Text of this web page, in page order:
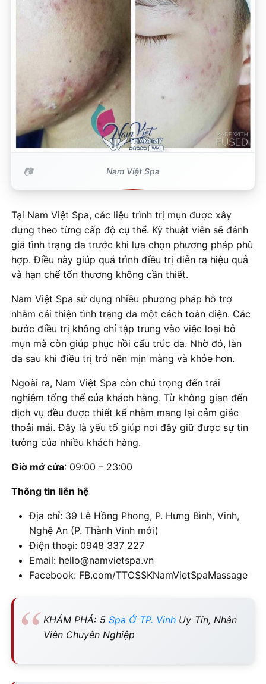
Nam Việt Spa
Tại Nam Việt Spa, các liệu trình trị mụn được xây
dựng theo từng cấp độ cụ thể. Kỹ thuật viên sẽ đánh
giá tình trạng da trước khi lựa chọn phương pháp phù
hợp. Điều này giúp quá trình điều trị diễn ra hiệu quả
và hạn chế tổn thương không cần thiết.
Nam Việt Spa sử dụng nhiều phương pháp hỗ trợ
nhằm cải thiện tình trạng da một cách toàn diện. Các
bước điều trị không chỉ tập trung vào việc loại bỏ
mụn mà còn giúp phục hồi cấu trúc da. Nhờ đó, làn
da sau khi điều trị trở nên mịn màng và khỏe hơn.
Ngoài ra, Nam Việt Spa còn chú trọng đến trải
nghiệm tổng thể của khách hàng. Từ không gian đến
dịch vụ đều được thiết kế nhằm mang lại cảm giác
thoải mái. Đây là yếu tố giúp nơi đây giữ được sự tin
tưởng của nhiều khách hàng.
Giờ mở cửa: 09:00 – 23:00
Thông tin liên hệ
Địa chỉ: 39 Lê Hồng Phong, P. Hưng Bình, Vinh,
Nghệ An (P. Thành Vinh mới)
Điện thoại: 0948 337 227
Email: hello@namvietspa.vn
Facebook: FB.com/TTCSSKNamVietSpaMassage
KHÁM PHÁ: 5 Spa Ở TP. Vinh Uy Tín, Nhân
Viên Chuyên Nghiệp